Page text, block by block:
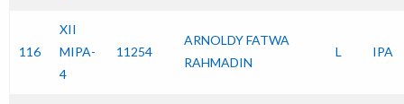
116
XII
MIPA-
4
11254
ARNOLDY FATWA
RAHMADIN
L IPA